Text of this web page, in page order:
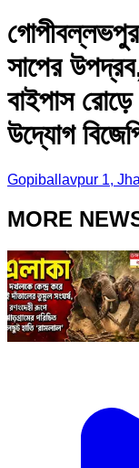
সাপের
বাইপাস
উদ্যোগ
Gopiballavpur 1,
MORE